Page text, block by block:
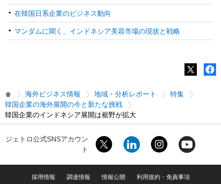
在韓国日系企業のビジネス動向
マンダムに聞く、インドネシア美容市場の現状と戦略
海外ビジネス情報 地域・分析レポート
特集
韓国企業の海外展開の今と新たな挑戦
韓国企業のインドネシア展開は裾野が拡大
ジェトロ公式SNSアカウン
ト
採用情報 調達情報 情報公開 利用規約・免責事項